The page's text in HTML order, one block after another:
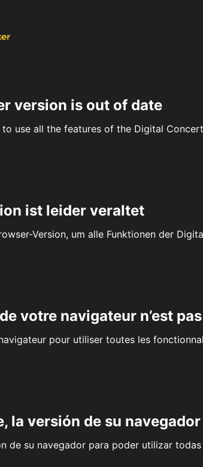
version is out of date
use all the features of the Digital
ist leider veraltet
Version, um alle Funktionen der
votre navigateur n’est
pour utiliser toutes les
la versión de su
de su navegador para poder utilizar